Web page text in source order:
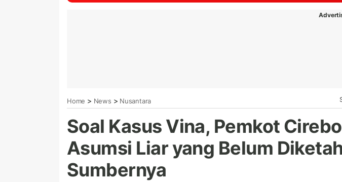
Home > News > Nusantara
Soal Kasus Vina, Pemkot
Asumsi Liar yang Belum
Sumbernya